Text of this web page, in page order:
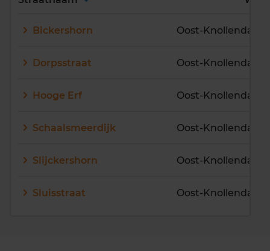
Q
R U
V
Bickershorn Oost-Knollendam
Dorpsstraat Oost-Knollendam
Hooge Erf Oost-Knollendam
Schaalsmeerdijk Oost-Knollendam
Slijckershorn Oost-Knollendam
Sluisstraat Oost-Knollendam